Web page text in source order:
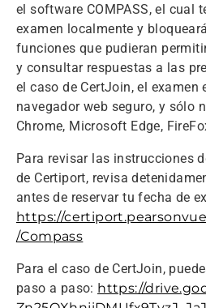
el software COMPASS, el cual
examen localmente y
funciones que pudieran
y consultar respuestas a las
el caso de CertJoin, el examen
navegador web seguro, y sólo
Chrome, Microsoft Edge,
Para revisar las instrucciones
de Certiport, revisa
antes de reservar tu fecha de
https://
/Compass
Para el caso de CertJoin,
paso a paso: https://